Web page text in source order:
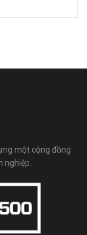
một cộng đồng
nghiệp.